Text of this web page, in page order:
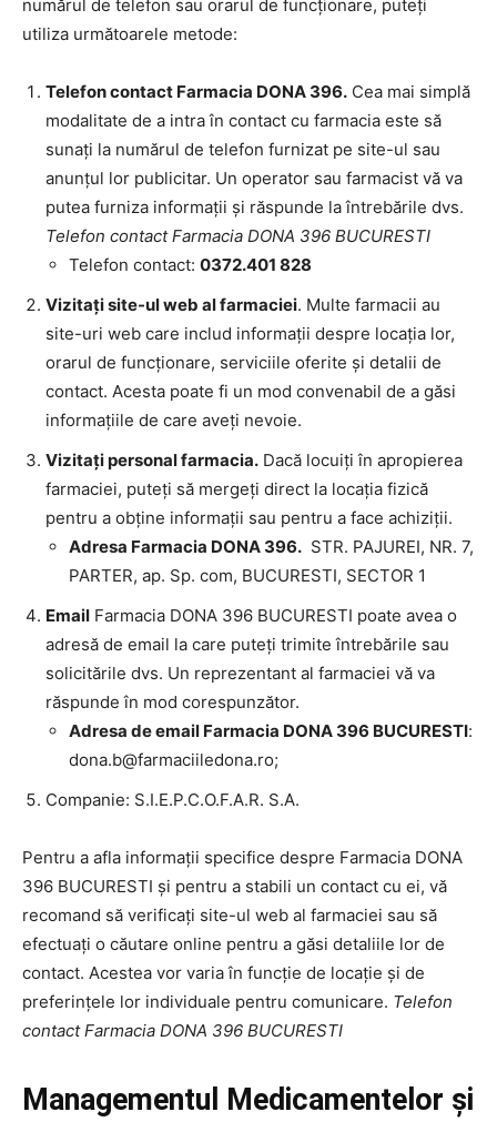
numărul de telefon sau orarul de funcționare, puteți
utiliza următoarele metode:
Telefon contact Farmacia DONA 396. Cea mai simplă
modalitate de a intra în contact cu farmacia este să
sunați la numărul de telefon furnizat pe site-ul sau
anunțul lor publicitar. Un operator sau farmacist vă va
putea furniza informații și răspunde la întrebările dvs.
Telefon contact Farmacia DONA 396 BUCURESTI
Telefon contact: 0372.401 828
Vizitați site-ul web al farmaciei. Multe farmacii au
site-uri web care includ informații despre locația lor,
orarul de funcționare, serviciile oferite și detalii de
contact. Acesta poate fi un mod convenabil de a găsi
informațiile de care aveți nevoie.
Vizitați personal farmacia. Dacă locuiți în apropierea
farmaciei, puteți să mergeți direct la locația fizică
pentru a obține informații sau pentru a face achiziții.
Adresa Farmacia DONA 396. STR. PAJUREI, NR. 7,
PARTER, ap. Sp. com, BUCURESTI, SECTOR 1
Email Farmacia DONA 396 BUCURESTI poate avea o
adresă de email la care puteți trimite întrebările sau
solicitările dvs. Un reprezentant al farmaciei vă va
răspunde în mod corespunzător.
Adresa de email Farmacia DONA 396 BUCURESTI:
dona.b@farmaciiledona.ro;
Companie: S.I.E.P.C.O.F.A.R. S.A.
Pentru a afla informații specifice despre Farmacia DONA
396 BUCURESTI și pentru a stabili un contact cu ei, vă
recomand să verificați site-ul web al farmaciei sau să
efectuați o căutare online pentru a găsi detaliile lor de
contact. Acestea vor varia în funcție de locație și de
preferințele lor individuale pentru comunicare. Telefon
contact Farmacia DONA 396 BUCURESTI
Managementul Medicamentelor și